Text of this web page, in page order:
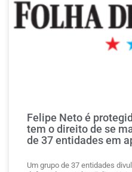
Felipe Neto é
tem o direito de se
de 37 entidades em
Um grupo de 37 entidades